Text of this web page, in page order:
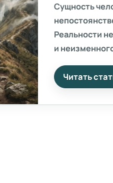
Сущность
Реальности
и
Возникают и
Читать